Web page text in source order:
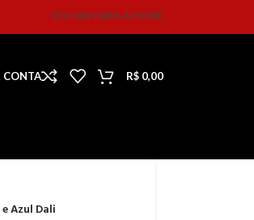
VOLTAR PARA A HOME
CONTA R$ 0,00
Azul Dali